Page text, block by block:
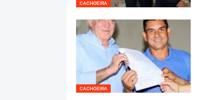
CACHOEIRA
CACHOEIRA